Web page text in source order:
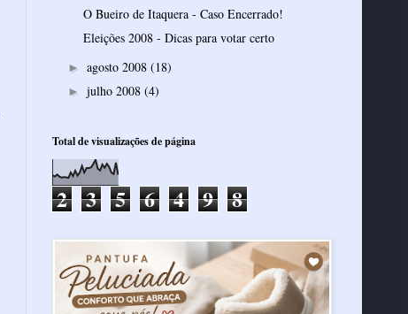
O Bueiro de Itaquera - Caso Encerrado!
Eleições 2008 - Dicas para votar certo
► agosto 2008 (18)
► julho 2008 (4)
Total de visualizações de página
2 3 5 6 4 9 8